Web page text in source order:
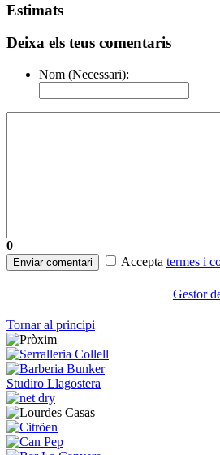
Estimats
Deixa els teus comentaris
Nom (Necessari):
0
Enviar comentari Accepta termes i
Gestor
Tornar al principi